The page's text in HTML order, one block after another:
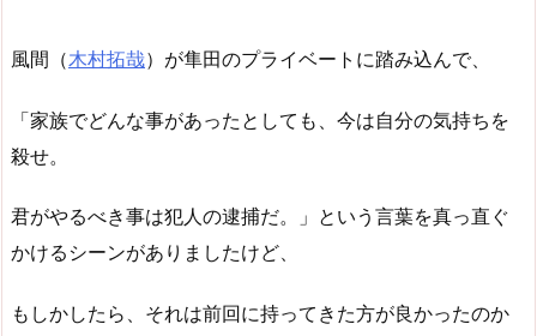
風間（木村拓哉）が隼田のプライベートに踏み込んで、
「家族でどんな事があったとしても、今は自分の気持ちを
殺せ。
君がやるべき事は犯人の逮捕だ。」という言葉を真っ直ぐ
かけるシーンがありましたけど、
もしかしたら、それは前回に持ってきた方が良かったのか